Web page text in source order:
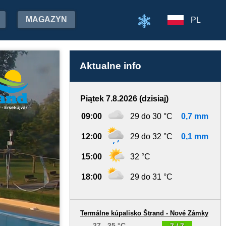
MAGAZYN PL
Aktualne info
Piątek 7.8.2026 (dzisiaj)
09:00 29 do 30 °C 0,7 mm
12:00 29 do 32 °C 0,1 mm
15:00 32 °C
18:00 29 do 31 °C
Termálne kúpalisko Štrand - Nové Zámky